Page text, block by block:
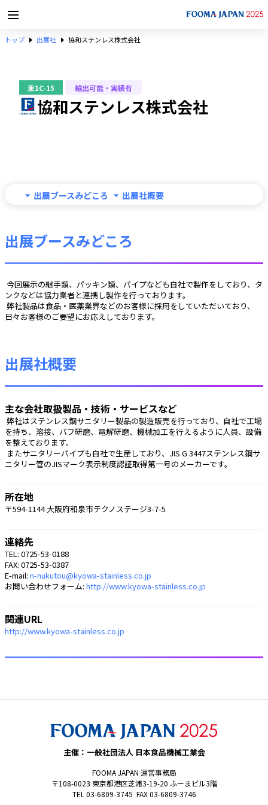
トップ 出展社 協和ステンレス株式会社
東1C-15 輸出可能・実績有
協和ステンレス株式会社
出展ブースみどころ 出展社概要
出展ブースみどころ
ンクなどは協力業者と連携し製作を行っております。
日々お客様のご要望にお応えしております。
出展社概要
主な会社取扱製品・技術・サービスなど
を持ち、溶接、バフ研磨、電解研磨、機械加工を行えるように人員、設備
を整えております。
ニタリー管のJISマーク表示制度認証取得第一号のメーカーです。
所在地
〒594-1144 大阪府和泉市テクノステージ3-7-5
連絡先
TEL: 0725-53-0188
FAX: 0725-53-0387
E-mail: n-nukutou@kyowa-stainless.co.jp
お問い合わせフォーム: http://www.kyowa-stainless.co.jp
関連URL
http://www.kyowa-stainless.co.jp
主催：一般社団法人 日本食品機械工業会
FOOMA JAPAN 運営事務局
〒108-0023 東京都港区芝浦3-19-20 ふーまビル3階
TEL 03-6809-3745 FAX 03-6809-3746